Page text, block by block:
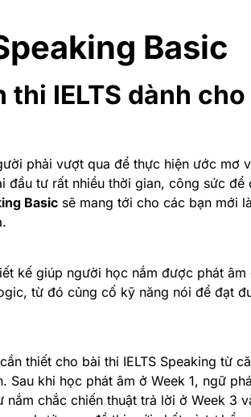
Basic
IELTS dành
phải vượt qua để thực hiện ước mơ
đầu tư rất nhiều thời gian, công sức để
Basic sẽ mang tới cho các bạn mới
kế giúp người học nắm được phát âm
từ đó củng cố kỹ năng nói để đạt
thiết cho bài thi IELTS Speaking từ
Sau khi học phát âm ở Week 1, ngữ
chắc chiến thuật trả lời ở Week 3